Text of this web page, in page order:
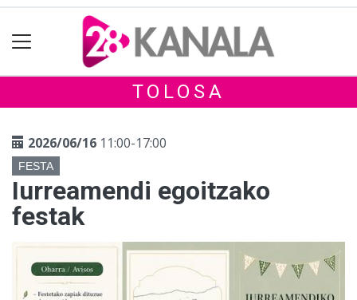
TOLOSA
2026/06/16 11:00-17:00
FESTA
Iurreamendi egoitzako
festak